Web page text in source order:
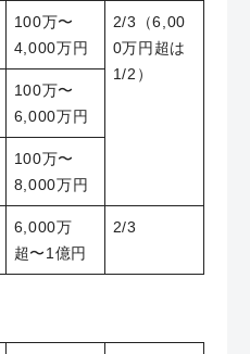
100万〜
4,000万円
2/3（6,00
0万円超は
1/2）
100万〜
6,000万円
100万〜
8,000万円
6,000万
超〜1億円
2/3